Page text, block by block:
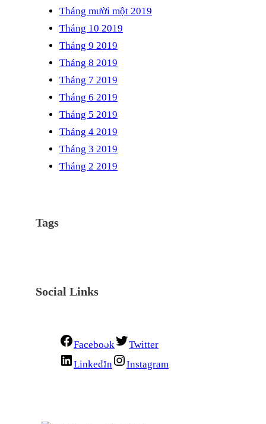
Tháng mười một 2019
Tháng 10 2019
Tháng 9 2019
Tháng 8 2019
Tháng 7 2019
Tháng 6 2019
Tháng 5 2019
Tháng 4 2019
Tháng 3 2019
Tháng 2 2019
Tags
Social Links
Facebook
Twitter
LinkedIn
Instagram